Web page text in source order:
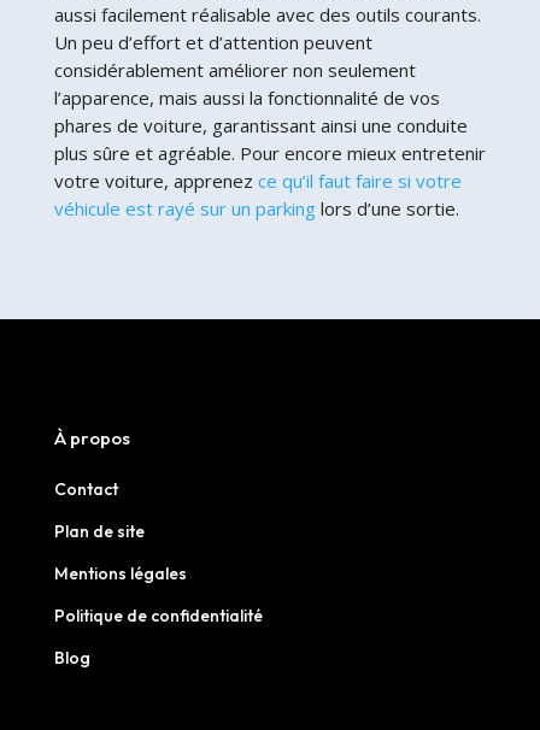
aussi facilement réalisable avec des outils courants.
Un peu d’effort et d’attention peuvent
considérablement améliorer non seulement
l’apparence, mais aussi la fonctionnalité de vos
phares de voiture, garantissant ainsi une conduite
plus sûre et agréable. Pour encore mieux entretenir
votre voiture, apprenez ce qu’il faut faire si votre
véhicule est rayé sur un parkinglors d’une sortie.
À propos
Contact
Plan de site
Mentions légales
Politique de confidentialité
Blog